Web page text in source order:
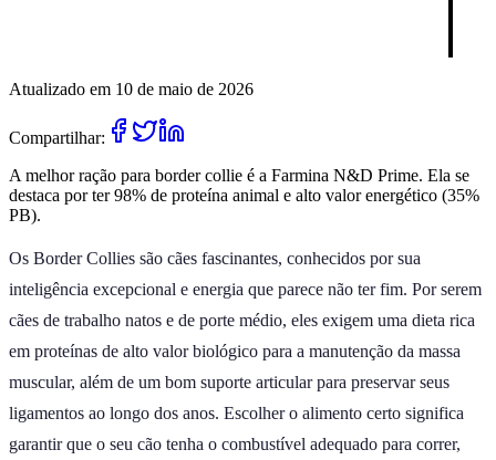
Atualizado em 10 de maio de 2026
Compartilhar:
A melhor ração para border collie é a Farmina N&D Prime. Ela se
destaca por ter 98% de proteína animal e alto valor energético (35%
PB).
Os Border Collies são cães fascinantes, conhecidos por sua
inteligência excepcional e energia que parece não ter fim. Por serem
cães de trabalho natos e de porte médio, eles exigem uma dieta rica
em proteínas de alto valor biológico para a manutenção da massa
muscular, além de um bom suporte articular para preservar seus
ligamentos ao longo dos anos. Escolher o alimento certo significa
garantir que o seu cão tenha o combustível adequado para correr,